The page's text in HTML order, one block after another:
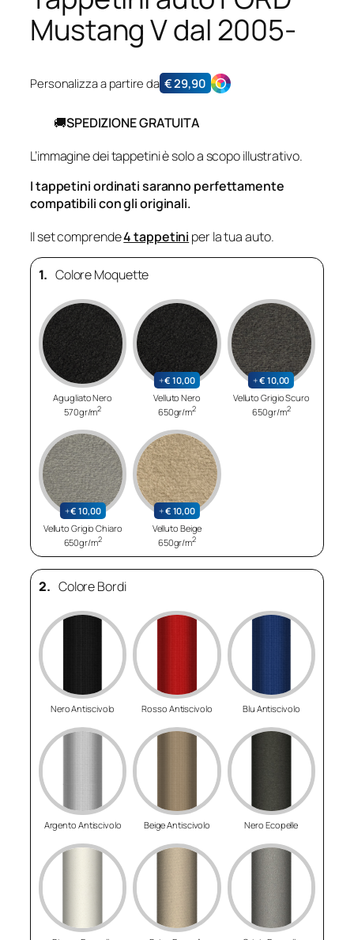
Mustang V dal 2005-
Personalizza a partire da €29,90
🚚SPEDIZIONE GRATUITA
L’immagine dei tappetini è solo a scopo illustrativo.
I tappetini ordinati saranno perfettamente
compatibili con gli originali.
Il set comprende4 tappetini per la tua auto.
1. Colore Moquette
Agugliato Nero
570gr/m2
+€ 10,00
Velluto Nero
650gr/m2
+€ 10,00
Velluto Grigio Scuro
650gr/m2
+€ 10,00
Velluto Grigio Chiaro
650gr/m2
+€ 10,00
Velluto Beige
650gr/m2
2. Colore Bordi
Nero Antiscivolo Rosso Antiscivolo Blu Antiscivolo
Argento Antiscivolo Beige Antiscivolo Nero Ecopelle